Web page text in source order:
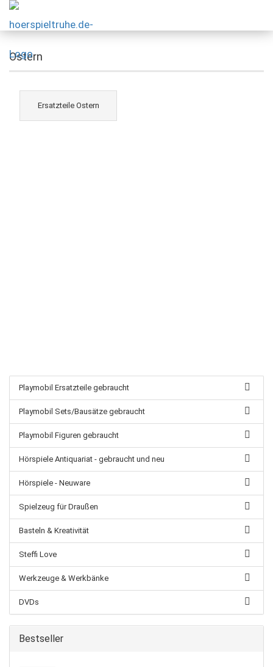
Ostern
Ersatzteile Ostern
Playmobil Ersatzteile gebraucht
Playmobil Sets/Bausätze gebraucht
Playmobil Figuren gebraucht
Hörspiele Antiquariat - gebraucht und neu
Hörspiele - Neuware
Spielzeug für Draußen
Basteln & Kreativität
Steffi Love
Werkzeuge & Werkbänke
DVDs
Bestseller